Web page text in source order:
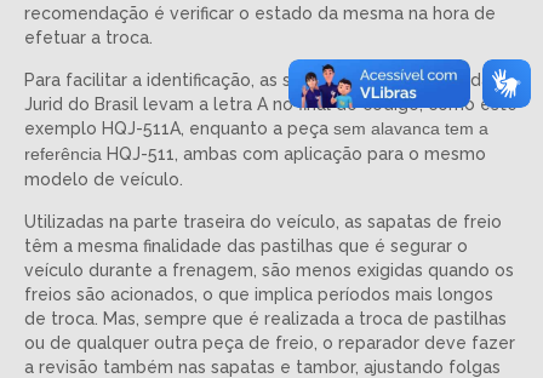
recomendação é verificar o estado da mesma na hora de
efetuar a troca.
Para facilitar a identificação, as sapatas com alavanca da
Jurid do Brasil levam a letra A no final do código, como este
exemplo HQJ-511A, enquanto a peça sem alavanca tem a
referência HQJ-511, ambas com aplicação para o mesmo
modelo de veículo.
Utilizadas na parte traseira do veículo, as sapatas de freio
têm a mesma finalidade das pastilhas que é segurar o
veículo durante a frenagem, são menos exigidas quando os
freios são acionados, o que implica períodos mais longos
de troca. Mas, sempre que é realizada a troca de pastilhas
ou de qualquer outra peça de freio, o reparador deve fazer
a revisão também nas sapatas e tambor, ajustando folgas